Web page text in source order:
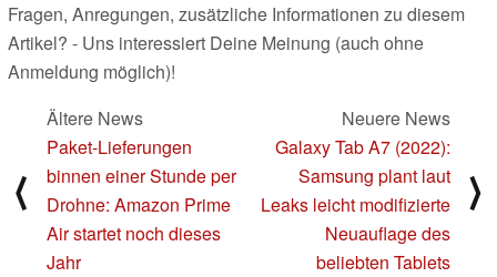
Fragen, Anregungen, zusätzliche Informationen zu diesem
Artikel? - Uns interessiert Deine Meinung (auch ohne
Anmeldung möglich)!
⟨
Ältere News
Paket-Lieferungen
binnen einer Stunde per
Drohne: Amazon Prime
Air startet noch dieses
Jahr
Neuere News
Galaxy Tab A7 (2022):
Samsung plant laut
Leaks leicht modifizierte
Neuauflage des
beliebten Tablets
⟩